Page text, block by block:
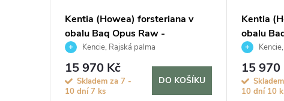
Kentia (Howea) forsteriana v
obalu Baq Opus Raw -
hydroponie, průměr 50 cm
Kencie, Rajská palma
15 970 Kč
Skladem za 7 -
10 dní7 ks
DO KOŠÍKU
Kentia
obalu
15 970
10 dní 10